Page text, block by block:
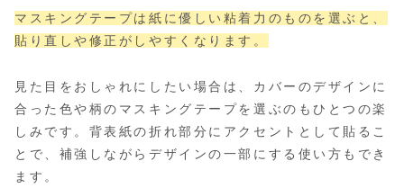
マスキングテープは紙に優しい粘着力のものを選ぶと、
貼り直しや修正がしやすくなります。
見た目をおしゃれにしたい場合は、カバーのデザインに
合った色や柄のマスキングテープを選ぶのもひとつの楽
しみです。背表紙の折れ部分にアクセントとして貼るこ
とで、補強しながらデザインの一部にする使い方もでき
ます。